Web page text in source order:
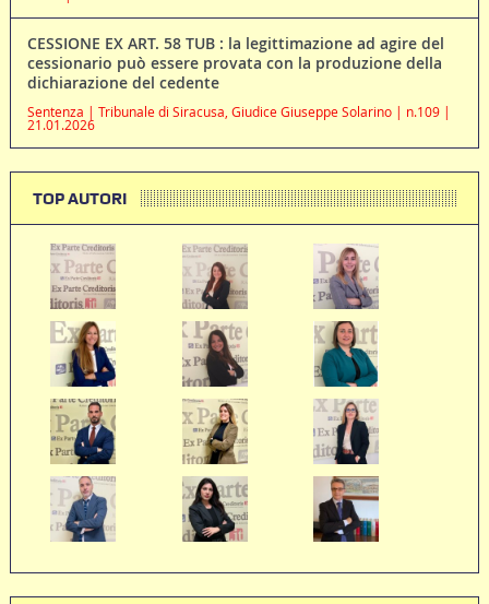
CESSIONE EX ART. 58 TUB : la legittimazione ad agire del
cessionario può essere provata con la produzione della
dichiarazione del cedente
Sentenza | Tribunale di Siracusa, Giudice Giuseppe Solarino | n.109 |
21.01.2026
TOP AUTORI